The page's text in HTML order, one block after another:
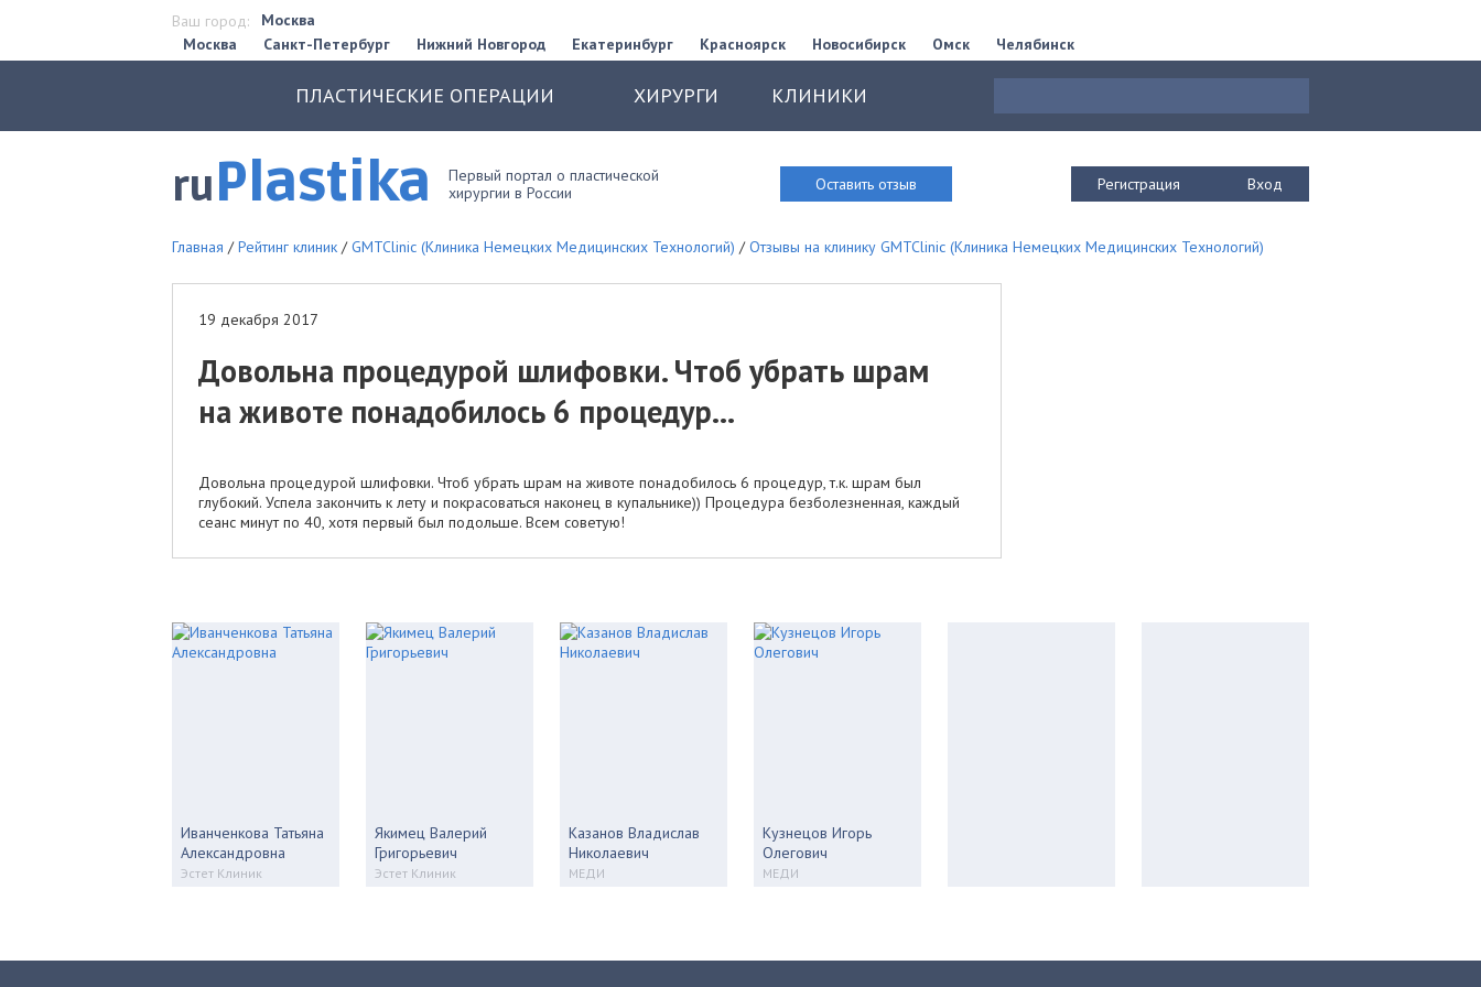
Ваш город:
Москва
Москва
Санкт-Петербург Нижний Новгород Екатеринбург Красноярск Новосибирск Омск Челябинск
ПЛАСТИЧЕСКИЕ ОПЕРАЦИИ ХИРУРГИ КЛИНИКИ
ruPlastika
Первый портал о пластической
хирургии в России
Оставить отзыв Регистрация Вход
Главная /Рейтинг клиник /GMTClinic (Клиника Немецких Медицинских Технологий) /Отзывы на клинику GMTClinic (Клиника Немецких Медицинских Технологий)
19 декабря 2017
Довольна процедурой шлифовки. Чтоб убрать шрам
на животе понадобилось 6 процедур...
Довольна процедурой шлифовки. Чтоб убрать шрам на животе понадобилось 6 процедур, т.к. шрам был
глубокий. Успела закончить к лету и покрасоваться наконец в купальнике)) Процедура безболезненная, каждый
сеанс минут по 40, хотя первый был подольше. Всем советую!
Иванченкова Татьяна
Александровна
Эстет Клиник
Якимец Валерий
Григорьевич
Эстет Клиник
Казанов Владислав
Николаевич
МЕДИ
Кузнецов Игорь
Олегович
МЕДИ